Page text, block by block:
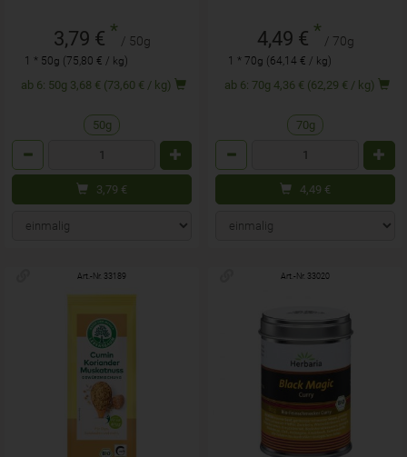
3,79 € * / 50g
1 * 50g (75,80 € / kg)
ab 6: 50g 3,68 € (73,60 € / kg)
50g
3,79 €
4,49 € * / 70g
1 * 70g (64,14 € / kg)
ab 6: 70g 4,36 € (62,29 € / kg)
70g
4,49 €
Art.-Nr. 33189 Art.-Nr. 33020